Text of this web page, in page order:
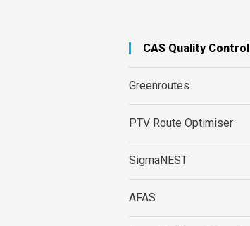
CAS Quality Control
Greenroutes
PTV Route Optimiser
SigmaNEST
AFAS